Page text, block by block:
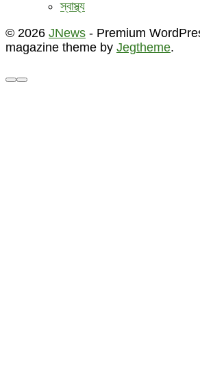
স্বাস্থ্য
© 2026 JNews - Premium
magazine theme by Jegtheme.